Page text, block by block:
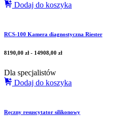
Dodaj do koszyka
RCS-100 Kamera diagnostyczna Riester
8190,00 zł - 14908,00 zł
Dla specjalistów
Dodaj do koszyka
Ręczny resuscytator silikonowy